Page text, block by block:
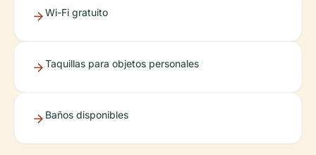
Wi-Fi gratuito
Taquillas para objetos personales
Baños disponibles